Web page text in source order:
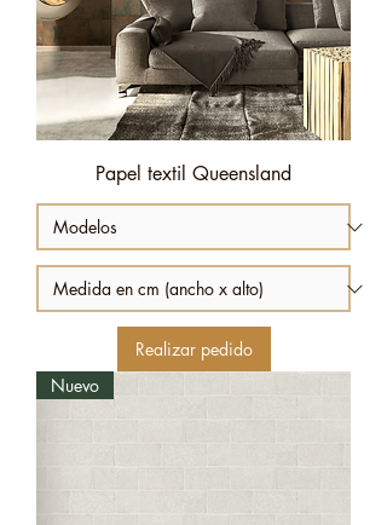
Papel textil Queensland
Realizar pedido
Nuevo